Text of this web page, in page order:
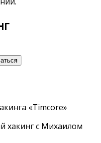
«Timcore»
хакинг с Михаилом